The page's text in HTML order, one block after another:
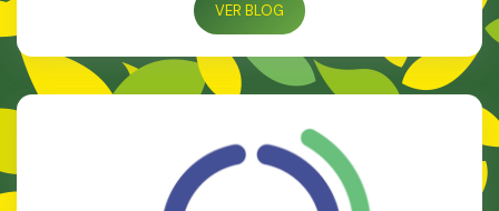
VER BLOG